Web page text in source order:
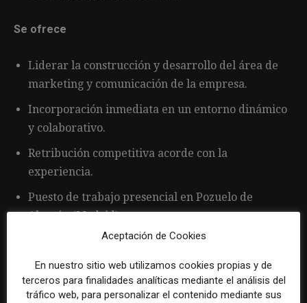
Se ofrece
Liderar la construcción y desarrollo del área de
marketing y comunicación de la empresa.
Incorporación inmediata en un entorno dinámico
y colaborativo.
Retribución competitiva acorde con la
experiencia.
Puesto de trabajo presencial en Pozuelo de
Alarcón (Madrid).
Aceptación de Cookies
En nuestro sitio web utilizamos cookies propias y de
terceros para finalidades analíticas mediante el análisis del
tráfico web, para personalizar el contenido mediante sus